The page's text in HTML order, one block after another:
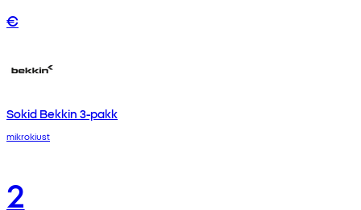
€
Sokid Bekkin 3-pakk
mikrokiust
2